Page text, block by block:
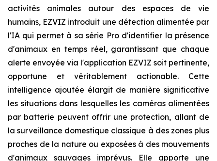
activités animales autour des espaces de vie
humains, EZVIZ introduit une détection alimentée par
l'IA qui permet à sa série Pro d'identifier la présence
d'animaux en temps réel, garantissant que chaque
alerte envoyée via l'application EZVIZ soit pertinente,
opportune et véritablement actionable. Cette
intelligence ajoutée élargit de manière significative
les situations dans lesquelles les caméras alimentées
par batterie peuvent offrir une protection, allant de
la surveillance domestique classique à des zones plus
proches de la nature ou exposées à des mouvements
d'animaux sauvages imprévus. Elle apporte une